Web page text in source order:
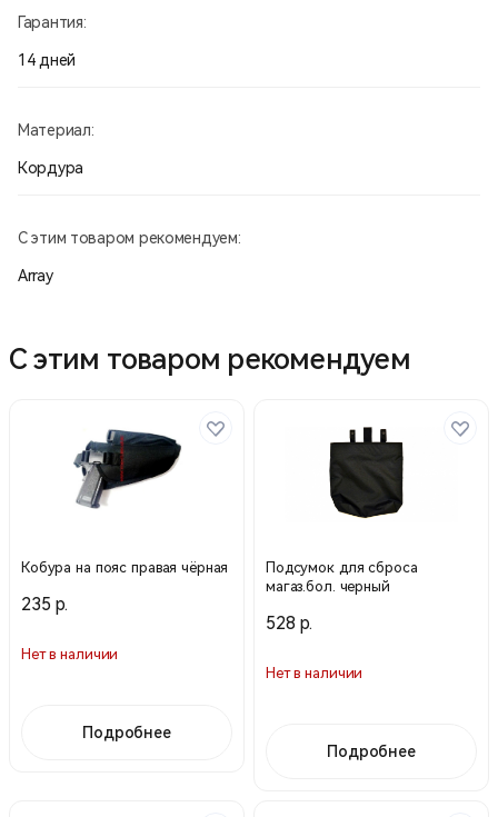
Гарантия:
14 дней
Материал:
Кордура
С этим товаром рекомендуем:
Array
С этим товаром рекомендуем
Кобура на пояс правая чёрная
235 р.
Нет в наличии
Подробнее
Подсумок для сброса
магаз.бол. черный
528 р.
Нет в наличии
Подробнее